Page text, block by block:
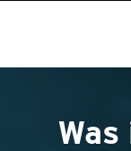
Products
Products
Products